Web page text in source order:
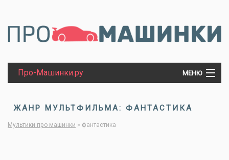
Про-Машинки.ру МЕНЮ
ЖАНР МУЛЬТФИЛЬМА: ФАНТАСТИКА
Мультики про машинки » фантастика